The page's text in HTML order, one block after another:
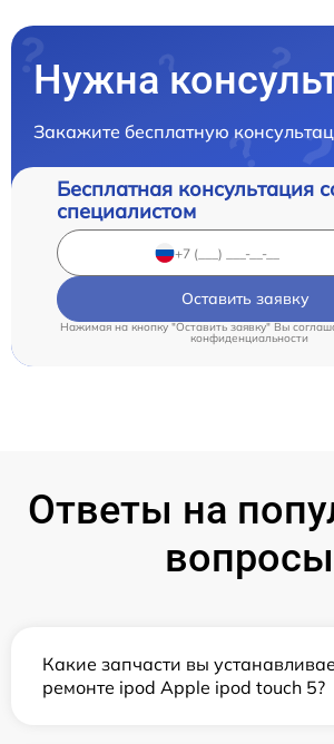
Нужна
Закажите бесплатную
Бесплатная консультация
специалистом
Оставить заявку
Нажимая на кнопку "Оставить заявку" Вы
конфиденциальности
Ответы на
вопросы
Какие запчасти вы
ремонте ipod Apple ipod touch 5?